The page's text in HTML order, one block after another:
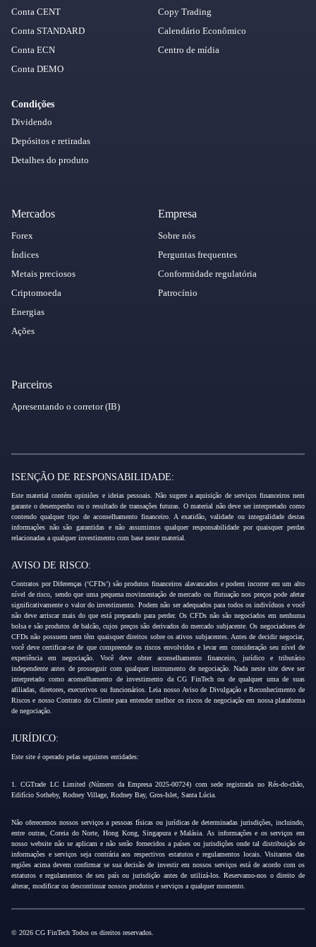
Conta CENT
Conta STANDARD
Conta ECN
Conta DEMO
Condições
Dividendo
Depósitos e retiradas
Detalhes do produto
Copy Trading
Calendário Econômico
Centro de mídia
Mercados
Forex
Índices
Metais preciosos
Criptomoeda
Energias
Ações
Empresa
Sobre nós
Perguntas frequentes
Conformidade regulatória
Patrocínio
Parceiros
Apresentando o corretor (IB)
ISENÇÃO DE RESPONSABILIDADE:
Este material contém opiniões e ideias pessoais. Não sugere a aquisição de serviços financeiros nem
garante o desempenho ou o resultado de transações futuras. O material não deve ser interpretado como
contendo qualquer tipo de aconselhamento financeiro. A exatidão, validade ou integralidade destas
informações não são garantidas e não assumimos qualquer responsabilidade por quaisquer perdas
relacionadas a qualquer investimento com base neste material.
AVISO DE RISCO:
Contratos por Diferenças (‘CFDs’) são produtos financeiros alavancados e podem incorrer em um alto
nível de risco, sendo que uma pequena movimentação de mercado ou flutuação nos preços pode afetar
significativamente o valor do investimento. Podem não ser adequados para todos os indivíduos e você
não deve arriscar mais do que está preparado para perder. Os CFDs não são negociados em nenhuma
bolsa e são produtos de balcão, cujos preços são derivados do mercado subjacente. Os negociadores de
CFDs não possuem nem têm quaisquer direitos sobre os ativos subjacentes. Antes de decidir negociar,
você deve certificar-se de que compreende os riscos envolvidos e levar em consideração seu nível de
experiência em negociação. Você deve obter aconselhamento financeiro, jurídico e tributário
independente antes de prosseguir com qualquer instrumento de negociação. Nada neste site deve ser
interpretado como aconselhamento de investimento da CG FinTech ou de qualquer uma de suas
afiliadas, diretores, executivos ou funcionários. Leia nosso Aviso de Divulgação e Reconhecimento de
Riscos e nosso Contrato do Cliente para entender melhor os riscos de negociação em nossa plataforma
de negociação.
JURÍDICO:
Este site é operado pelas seguintes entidades:
1. CGTrade LC Limited (Número da Empresa 2025-00724) com sede registrada no Rés-do-chão,
Edifício Sotheby, Rodney Village, Rodney Bay, Gros-Islet, Santa Lúcia.
Não oferecemos nossos serviços a pessoas físicas ou jurídicas de determinadas jurisdições, incluindo,
entre outras, Coreia do Norte, Hong Kong, Singapura e Malásia. As informações e os serviços em
nosso website não se aplicam e não serão fornecidos a países ou jurisdições onde tal distribuição de
informações e serviços seja contrária aos respectivos estatutos e regulamentos locais. Visitantes das
regiões acima devem confirmar se sua decisão de investir em nossos serviços está de acordo com os
estatutos e regulamentos de seu país ou jurisdição antes de utilizá-los. Reservamo-nos o direito de
alterar, modificar ou descontinuar nossos produtos e serviços a qualquer momento.
© 2026 CG FinTech Todos os direitos reservados.